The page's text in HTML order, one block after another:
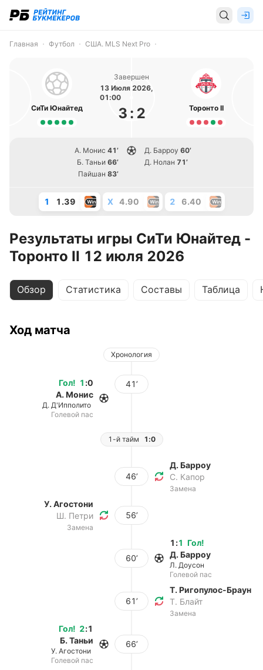
Главная Футбол США. MLS Next Pro
СиТи Юнайтед
Завершен
13 Июля 2026,
01:00
3 : 2 Торонто II
А. Монис 41’
Б. Таньи 66’
Пайшан 83’
Д. Барроу 60’
Д. Нолан 71’
1 1.39 X 4.90 2 6.40
Результаты игры СиТи Юнайтед -
Торонто II 12 июля 2026
Обзор Статистика Составы Таблица
Ход матча
Хронология
Гол! 1 :0
А. Монис
Д. Д'Ипполито
Голевой пас
41’
1-й тайм 1:0
46’
Д. Барроу
С. Капор
Замена
У. Агостони
Ш. Петри
Замена
56’
60’
Гол!
1 :1
Д. Барроу
Л. Доусон
Голевой пас
61’
Т. Ригопулос-Браун
Т. Блайт
Замена
Гол! 2:1
Б. Таньи
У. Агостони
Голевой пас
66’